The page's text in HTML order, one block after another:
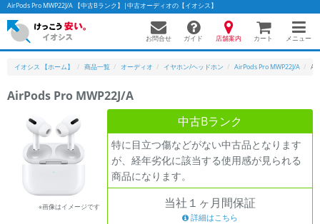
AirPods Pro MWP22J/A 【中古Bランク】|中古オーディオの【イオシス】
お問合せ ガイド 店舗案内 カート メニュー
イオシス 【ホーム】 商品一覧 オーディオ イヤホン/ヘッドホン AirPods Pro MWP22J/A
AirPods Pro MWP22J/A
※画像はイメージです
中古Bランク
特に目立つ傷などがない中古品となります
が、経年劣化に該当する使用感が見られる
商品になります。
当社１ヶ月間保証
詳細はこちら
かんたんパソコン検索に切り替える
フリーワード
除外ワード